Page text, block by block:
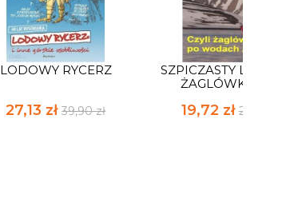
LODOWY RYCERZ
27,13 zł39,90 zł
SZPICZASTY LĄD
ŻAGLÓWKĄ PO...
19,72 zł 29,00 zł